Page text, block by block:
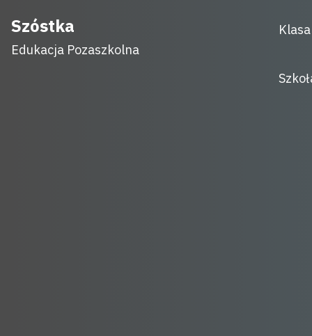
content
Szóstka
Edukacja Pozaszkolna